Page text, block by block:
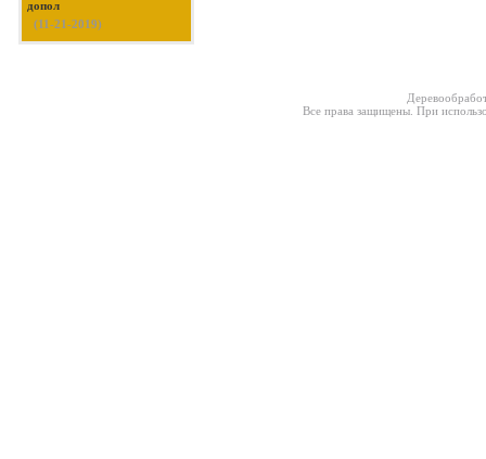
допол
(11-21-2019)
Все права защищены. При